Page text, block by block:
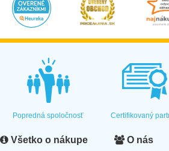
Popredná spoločnosť Certifikovaný
Všetko o nákupe O nás